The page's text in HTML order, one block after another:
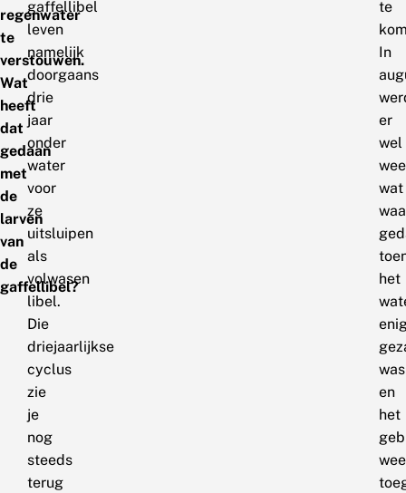
regenwater
te
verstouwen.
Wat
heeft
dat
gedaan
met
de
larven
van
de
gaffellibel?
gaffellibel
leven
namelijk
doorgaans
drie
jaar
onder
water
voor
ze
uitsluipen
als
volwasen
libel.
Die
driejaarlijkse
cyclus
zie
je
nog
steeds
terug
te
In
er
wel
wat
het
was
en
het